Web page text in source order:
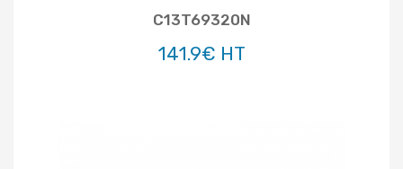
C13T69320N
141.9€ HT